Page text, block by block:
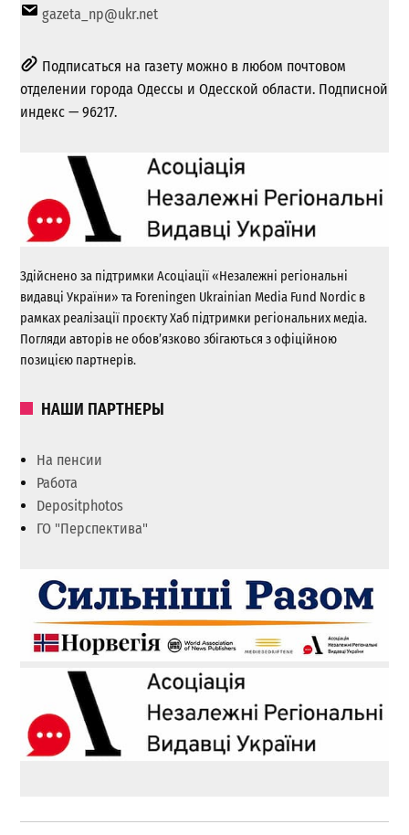
gazeta_np@ukr.net
Подписаться на газету можно в любом почтовом
отделении города Одессы и Одесской области. Подписной
индекс — 96217.
Здійснено за підтримки Асоціації «Незалежні регіональні
видавці України» та Foreningen Ukrainian Media Fund Nordic в
рамках реалізації проєкту Хаб підтримки регіональних медіа.
Погляди авторів не обов’язково збігаються з офіційною
позицією партнерів.
НАШИ ПАРТНЕРЫ
На пенсии
Работа
Depositphotos
ГО "Перспектива"